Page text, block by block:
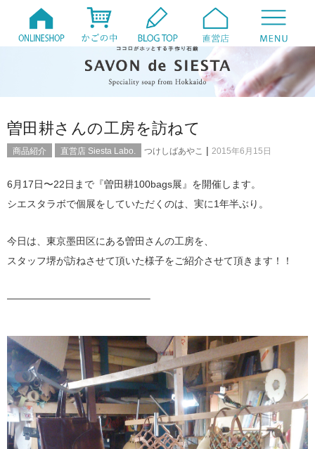
曽田耕さんの工房を訪ねて
商品紹介 直営店 Siesta Labo. つけしばあやこ | 2015年6月15日
6月17日〜22日まで『曽田耕100bags展』を開催します。
シエスタラボで個展をしていただくのは、実に1年半ぶり。
今日は、東京墨田区にある曽田さんの工房を、
スタッフ堺が訪ねさせて頂いた様子をご紹介させて頂きます！！
——————————————–